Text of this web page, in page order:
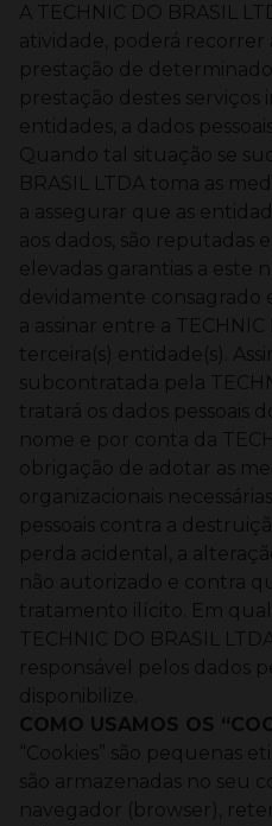
A TECHNIC DO BRASIL
atividade, poderá recorrer
prestação de
prestação destes serviços
entidades, a dados
Quando tal situação se
BRASIL LTDA toma as
a assegurar que as
aos dados, são reputadas
elevadas garantias a este
devidamente consagrado
a assinar entre a TECHNIC
terceira(s) entidade(s).
subcontratada pela
tratará os dados pessoais
nome e por conta da
obrigação de adotar as
organizacionais
pessoais contra a
perda acidental, a
não autorizado e contra
tratamento ilícito.
Em
TECHNIC DO BRASIL
responsável pelos dados
disponibilize.
COMO USAMOS OS
“Cookies” são pequenas
são armazenadas no seu
navegador (browser),